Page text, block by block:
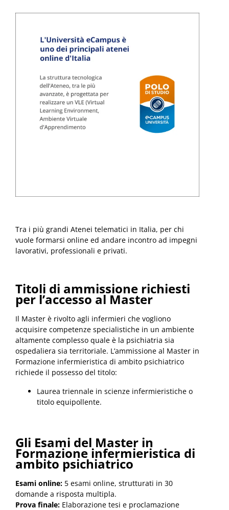
Tra i più grandi Atenei telematici in Italia, per chi
vuole formarsi online ed andare incontro ad impegni
lavorativi, professionali e privati.
Titoli di ammissione richiesti
per l’accesso al Master
Il Master è rivolto agli infermieri che vogliono
acquisire competenze specialistiche in un ambiente
altamente complesso quale è la psichiatria sia
ospedaliera sia territoriale. L’ammissione al Master in
Formazione infermieristica di ambito psichiatrico
richiede il possesso del titolo:
Laurea triennale in scienze infermieristiche o
titolo equipollente.
Gli Esami del Master in
Formazione infermieristica di
ambito psichiatrico
Esami online: 5 esami online, strutturati in 30
domande a risposta multipla.
Prova finale: Elaborazione tesi e proclamazione